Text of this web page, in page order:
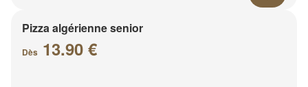
Pizza algérienne senior
Dès 13.90 €